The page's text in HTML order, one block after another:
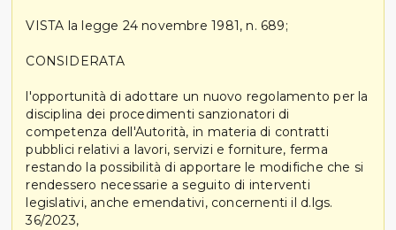
VISTA la legge 24 novembre 1981, n. 689;
CONSIDERATA
l'opportunità di adottare un nuovo regolamento per la
disciplina dei procedimenti sanzionatori di
competenza dell'Autorità, in materia di contratti
pubblici relativi a lavori, servizi e forniture, ferma
restando la possibilità di apportare le modifiche che si
rendessero necessarie a seguito di interventi
legislativi, anche emendativi, concernenti il d.lgs.
36/2023,